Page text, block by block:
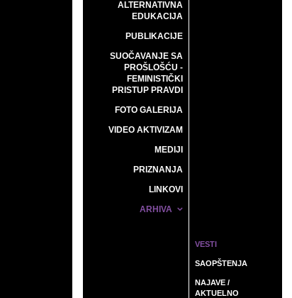
ALTERNATIVNA
EDUKACIJA
PUBLIKACIJE
SUOČAVANJE SA
PROŠLOŠĆU -
FEMINISTIČKI
PRISTUP PRAVDI
FOTO GALERIJA
VIDEO AKTIVIZAM
MEDIJI
PRIZNANJA
LINKOVI
ARHIVA
VESTI
SAOPŠTENJA
NAJAVE /
AKTUELNO